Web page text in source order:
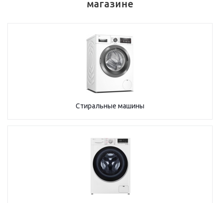
магазине
Стиральные машины